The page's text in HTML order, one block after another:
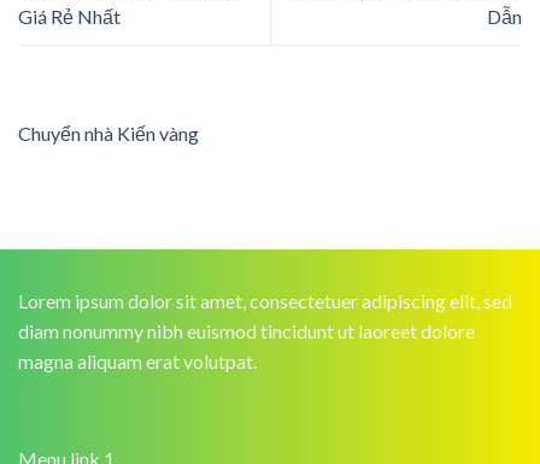
Giá Rẻ Nhất
Dẫn
Chuyển nhà Kiến vàng
Lorem ipsum dolor sit amet, consectetuer adipiscing elit, sed
diam nonummy nibh euismod tincidunt ut laoreet dolore
magna aliquam erat volutpat.
Menu link 1